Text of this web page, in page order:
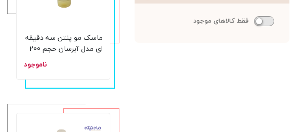
فقط کالاهای موجود
ماسک مو پنتن سه دقیقه
ای مدل آبرسان حجم 200
ناموجود